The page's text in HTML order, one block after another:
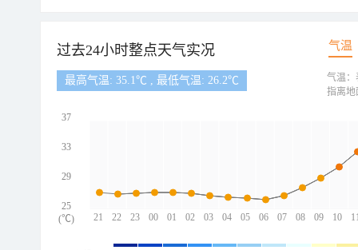
过去24小时整点天气实况 气温
最高气温: 35.1℃ , 最低气温: 26.2℃
21 22 23 00 01 02 03 04 05 06 07 08 09 10
37
33
29
25
(℃)
气温：
指离地